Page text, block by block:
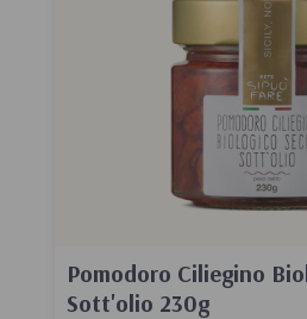
Pomodoro Ciliegino
Sott'olio 230g